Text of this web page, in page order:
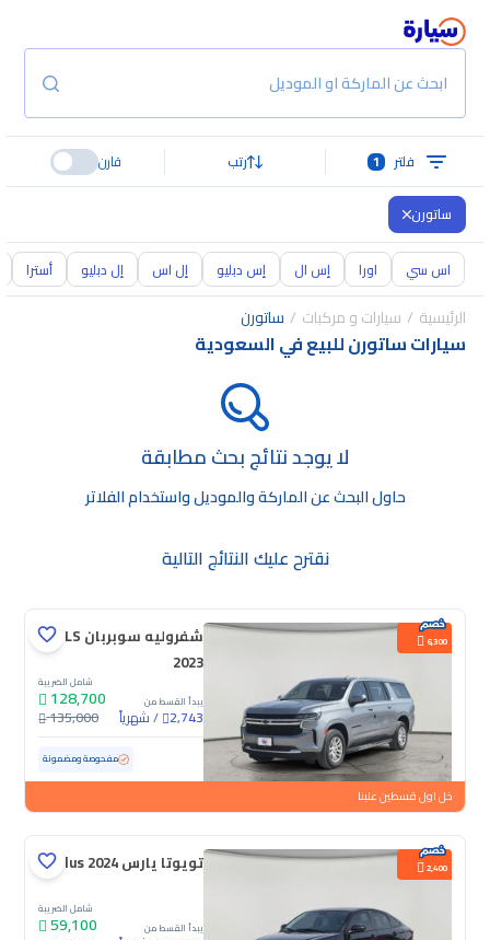
ابحث عن الماركة او الموديل
فلتر 1 رتب قارن
ساتورن
اس سي اورا إس ال إس دبليو إل اس إل دبليو أسترا
الرئيسية سيارات و مركبات ساتورن
سيارات ساتورن للبيع في السعودية
لا يوجد نتائج بحث مطابقة
حاول البحث عن الماركة والموديل واستخدام الفلاتر
نقترح عليك النتائج التالية
6,300
شفروليه سوبربان LS
2023
يبدأ القسط من
2,743
/شهرياً
شامل الضريبة
128,700
135,000
مستعملة 145,892 كم مفحوصة ومضمونة
خل اول قسطين علينا
2,400 تويوتا يارس Y Plus 2024
يبدأ القسط من
شامل الضريبة
59,100